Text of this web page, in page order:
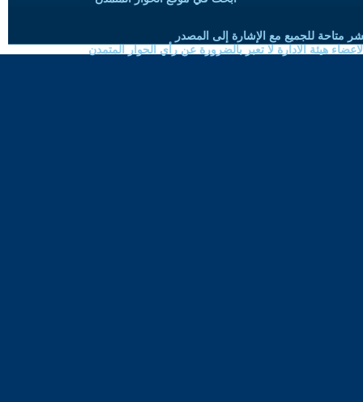
متاحة للجميع مع الإشارة إلى المصدر
هيئة الادارة لا تعبر بالضرورة عن رأي الحوار المتمدن